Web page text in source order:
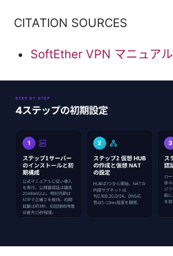
CITATION SOURCES
SoftEther VPN マニュアル